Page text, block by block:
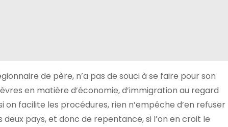
de père, n’a pas de souci à se faire pour son
en matière d’économie, d’immigration au regard
facilite les procédures, rien n’empêche d’en refuser
pays, et donc de repentance, si l’on en croit le